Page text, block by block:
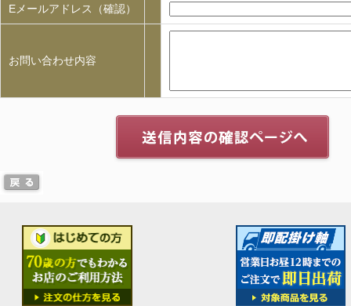
Eメールアドレス（確認）
お問い合わせ内容